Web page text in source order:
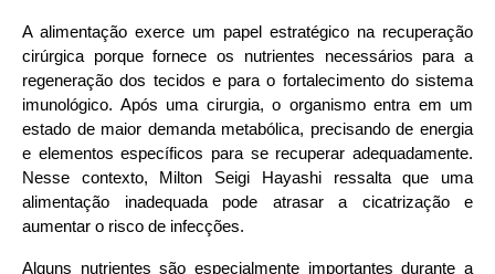
A alimentação exerce um papel estratégico na recuperação
cirúrgica porque fornece os nutrientes necessários para a
regeneração dos tecidos e para o fortalecimento do sistema
imunológico. Após uma cirurgia, o organismo entra em um
estado de maior demanda metabólica, precisando de energia
e elementos específicos para se recuperar adequadamente.
Nesse contexto, Milton Seigi Hayashi ressalta que uma
alimentação inadequada pode atrasar a cicatrização e
aumentar o risco de infecções.
Alguns nutrientes são especialmente importantes durante a